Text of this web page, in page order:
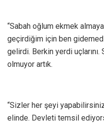
“Sabah oğlum ekmek
geçirdiğim için ben
gelirdi. Berkin yerdi
olmuyor artık.
“Sizler her şeyi
elinde. Devleti temsil